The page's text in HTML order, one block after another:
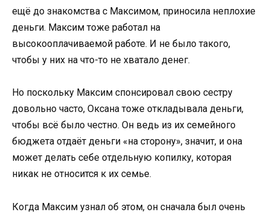
ещё до знакомства с Максимом, приносила неплохие
деньги. Максим тоже работал на
высокооплачиваемой работе. И не было такого,
чтобы у них на что-то не хватало денег.
Но поскольку Максим спонсировал свою сестру
довольно часто, Оксана тоже откладывала деньги,
чтобы всё было честно. Он ведь из их семейного
бюджета отдаёт деньги «на сторону», значит, и она
может делать себе отдельную копилку, которая
никак не относится к их семье.
Когда Максим узнал об этом, он сначала был очень